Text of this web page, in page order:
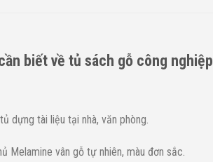
biết về tủ sách gỗ công nghiệp
dựng tài liệu tại nhà, văn phòng.
Melamine vân gỗ tự nhiên, màu đơn sắc.